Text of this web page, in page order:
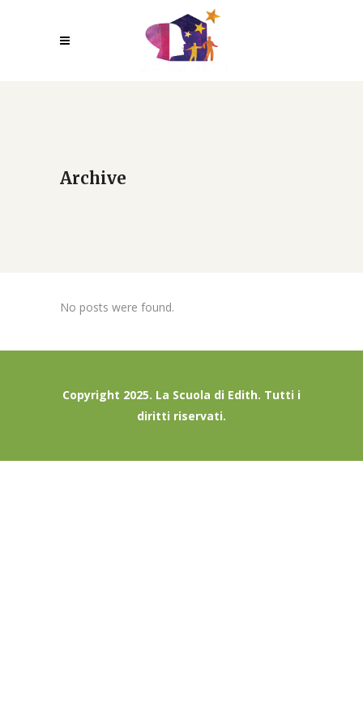
Archive
No posts were found.
Copyright 2025. La Scuola di Edith. Tutti i
diritti riservati.